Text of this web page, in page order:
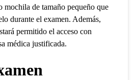
mochila de tamaño pequeño que
durante el examen. Además,
permitido el acceso con
médica justificada.